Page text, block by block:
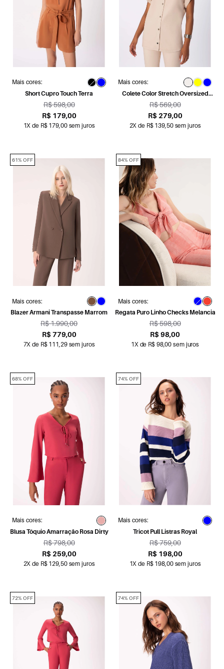
Mais cores:
Short Cupro Touch Terra
R$ 598,00
R$ 179,00
1X de R$ 179,00 sem juros
Mais cores:
Colete Color Stretch Oversized
Bege
R$ 569,00
R$ 279,00
2X de R$ 139,50 sem juros
Mais cores:
Blazer Armani Transpasse Marrom
R$ 1.990,00
R$ 779,00
7X de R$ 111,29 sem juros
61% OFF
Mais cores:
Regata Puro Linho Checks Melancia
R$ 598,00
R$ 98,00
1X de R$ 98,00 sem juros
84% OFF
Mais cores:
Blusa Tóquio Amarração Rosa Dirty
R$ 798,00
R$ 259,00
2X de R$ 129,50 sem juros
68% OFF
Mais cores:
Tricot Pull Listras Royal
R$ 759,00
R$ 198,00
1X de R$ 198,00 sem juros
74% OFF
72% OFF 74% OFF